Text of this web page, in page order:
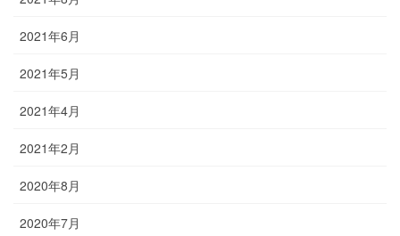
2021年6月
2021年5月
2021年4月
2021年2月
2020年8月
2020年7月